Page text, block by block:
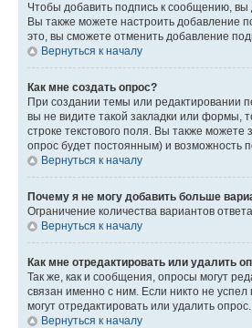
Чтобы добавить подпись к сообщению,
Вы также можете настроить добавление
это, вы сможете отменить добавление
Вернуться к началу
Как мне создать опрос?
При создании темы или редактировании
вы не видите такой закладки или формы,
строке текстового поля. Вы также
опрос будет постоянным) и возможность
Вернуться к началу
Почему я не могу добавить больше
Ограничение количества вариантов
Вернуться к началу
Как мне отредактировать или удалить
Так же, как и сообщения, опросы могут
связан именно с ним. Если никто не
могут отредактировать или удалить
Вернуться к началу